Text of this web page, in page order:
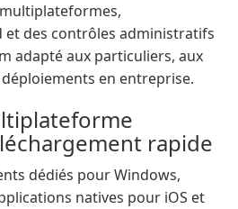
et des contrôles administratifs
adapté aux particuliers, aux
en entreprise.
rapide
dédiés pour Windows,
natives pour iOS et